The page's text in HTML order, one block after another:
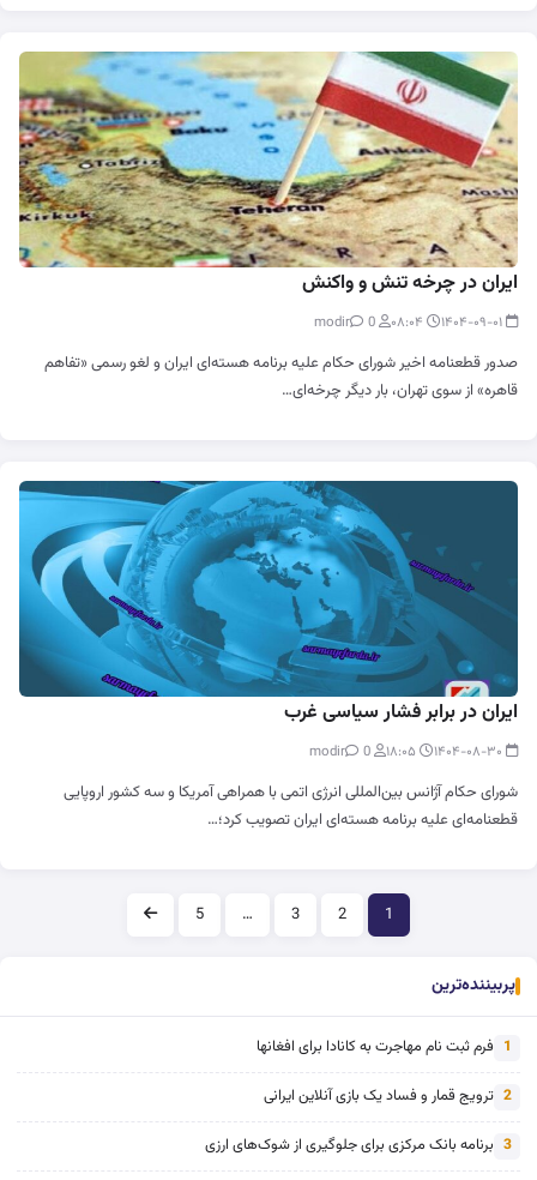
ایران در چرخه تنش و واکنش
0
صدور قطعنامه اخیر شورای حکام علیه برنامه هسته‌ای ایران و لغو رسمی «تفاهم
قاهره» از سوی تهران، بار دیگر چرخه‌ای…
ایران در برابر فشار سیاسی غرب
0
شورای حکام آژانس بین‌المللی انرژی اتمی با همراهی آمریکا و سه کشور اروپایی
قطعنامه‌ای علیه برنامه هسته‌ای ایران تصویب کرد؛…
صفحه‌بندی
1
2
3
…
5
پربیننده‌ترین
1 فرم ثبت نام مهاجرت به کانادا برای افغانها
2 ترویج قمار و فساد یک بازی آنلاین ایرانی
3 برنامه بانک مرکزی برای جلوگیری از شوک‌های ارزی